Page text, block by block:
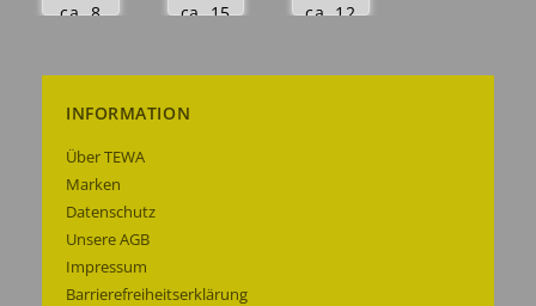
ca. 8
anzeigen
ca. 15
anzeigen
ca. 12
INFORMATION
Über TEWA
Marken
Datenschutz
Unsere AGB
Impressum
Barrierefreiheitserklärung